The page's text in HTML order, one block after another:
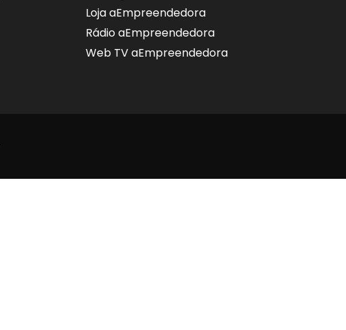
Loja aEmpreendedora
Rádio aEmpreendedora
Web TV aEmpreendedora